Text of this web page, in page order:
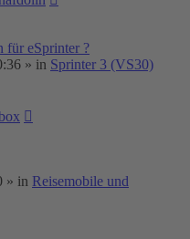
für eSprinter ?
» in Sprinter 3 (VS30)
» in Reisemobile und